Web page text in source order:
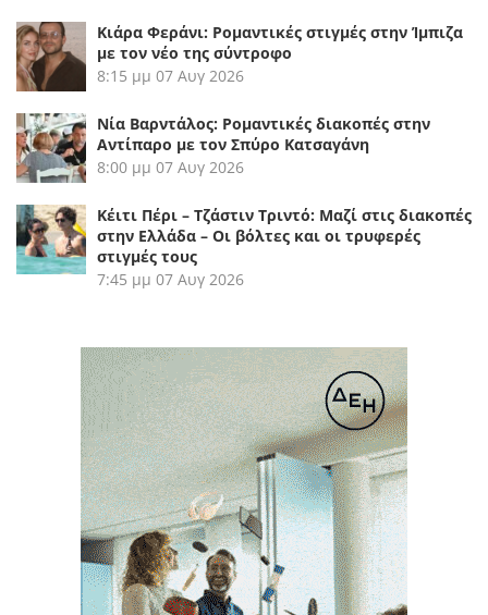
Κιάρα Φεράνι: Ρομαντικές στιγμές στην Ίμπιζα
με τον νέο της σύντροφο
8:15 μμ 07 Αυγ 2026
Νία Βαρντάλος: Ρομαντικές διακοπές στην
Αντίπαρο με τον Σπύρο Κατσαγάνη
8:00 μμ 07 Αυγ 2026
Κέιτι Πέρι – Τζάστιν Τριντό: Μαζί στις διακοπές
στην Ελλάδα – Οι βόλτες και οι τρυφερές
στιγμές τους
7:45 μμ 07 Αυγ 2026